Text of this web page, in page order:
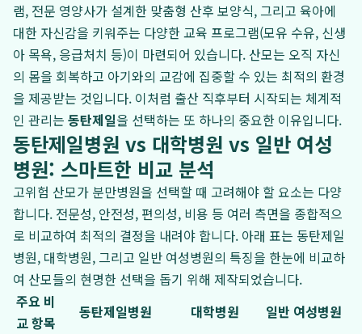
램, 전문 영양사가 설계한 맞춤형 산후 보양식, 그리고 육아에
대한 자신감을 키워주는 다양한 교육 프로그램(모유 수유, 신생
아 목욕, 응급처치 등)이 마련되어 있습니다. 산모는 오직 자신
의 몸을 회복하고 아기와의 교감에 집중할 수 있는 최적의 환경
을 제공받는 것입니다. 이처럼 출산 직후부터 시작되는 체계적
인 관리는 동탄제일을 선택하는 또 하나의 중요한 이유입니다.
동탄제일병원 vs 대학병원 vs 일반 여성
병원: 스마트한 비교 분석
고위험 산모가 분만병원을 선택할 때 고려해야 할 요소는 다양
합니다. 전문성, 안전성, 편의성, 비용 등 여러 측면을 종합적으
로 비교하여 최적의 결정을 내려야 합니다. 아래 표는 동탄제일
병원, 대학병원, 그리고 일반 여성병원의 특징을 한눈에 비교하
여 산모들의 현명한 선택을 돕기 위해 제작되었습니다.
주요 비
교 항목
동탄제일병원 대학병원 일반 여성병원